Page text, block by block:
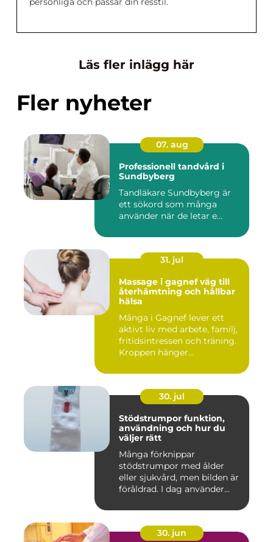
Läs fler inlägg här
Fler nyheter
07. aug
Professionell tandvård i
Sundbyberg
Tandläkare Sundbyberg är
ett sökord som många
använder när de letar e...
31. jul
Massage i gagnef väg till
återhämtning och hållbar
hälsa
Många i Gagnef lever ett
aktivt liv med arbete, familj,
fritidsintressen och träning.
Kroppen hänger...
30. jul
Stödstrumpor funktion,
användning och hur du
väljer rätt
Många förknippar
stödstrumpor med ålder
eller sjukvård, men bilden är
föråldrad. I dag använder
30. jun